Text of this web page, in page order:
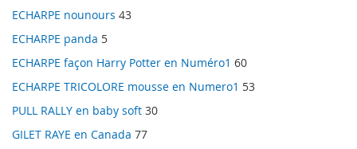
ECHARPE nounours 43
ECHARPE panda 5
ECHARPE façon Harry Potter en Numéro1 60
ECHARPE TRICOLORE mousse en Numero1 53
PULL RALLY en baby soft 30
GILET RAYE en Canada 77